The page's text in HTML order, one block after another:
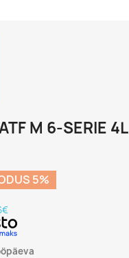
M 6-SERIE 4L
5%